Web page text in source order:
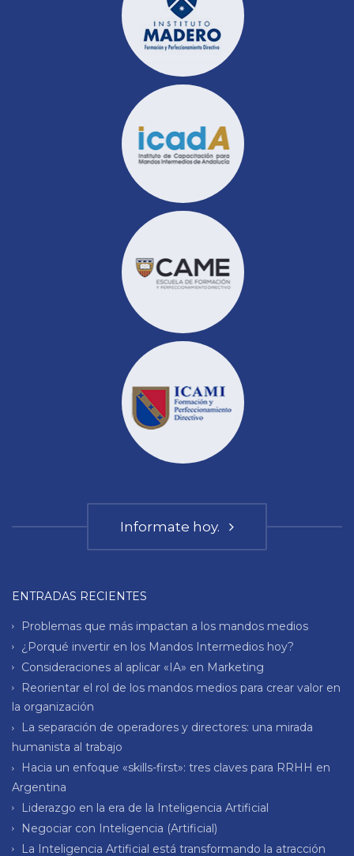
Informate hoy.
ENTRADAS RECIENTES
Problemas que más impactan a los mandos medios
¿Porqué invertir en los Mandos Intermedios hoy?
Consideraciones al aplicar «IA» en Marketing
Reorientar el rol de los mandos medios para crear valor en
la organización
La separación de operadores y directores: una mirada
humanista al trabajo
Hacia un enfoque «skills-first»: tres claves para RRHH en
Argentina
Liderazgo en la era de la Inteligencia Artificial
Negociar con Inteligencia (Artificial)
La Inteligencia Artificial está transformando la atracción